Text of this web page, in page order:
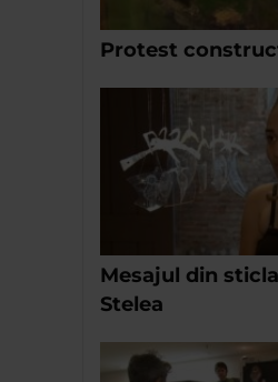
Protest
Mesajul din
Stelea